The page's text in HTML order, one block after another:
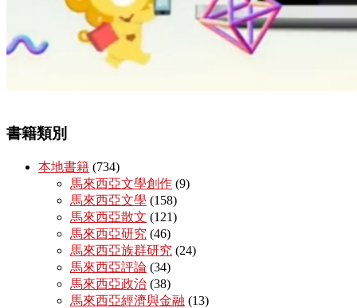
書籍類別
本地書籍 (734)
馬來西亞文學創作 (9)
馬來西亞文學 (158)
馬來西亞散文 (121)
馬來西亞研究 (46)
馬來西亞族群研究 (24)
馬來西亞評論 (34)
馬來西亞政治 (38)
馬來西亞經濟與金融 (13)